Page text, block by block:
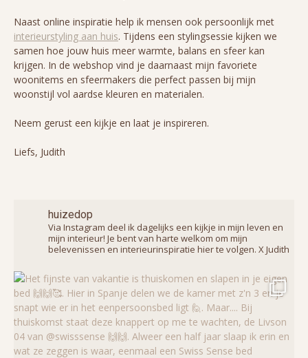
Naast online inspiratie help ik mensen ook persoonlijk met
interieurstyling aan huis. Tijdens een stylingsessie kijken we
samen hoe jouw huis meer warmte, balans en sfeer kan
krijgen. In de webshop vind je daarnaast mijn favoriete
woonitems en sfeermakers die perfect passen bij mijn
woonstijl vol aardse kleuren en materialen.
Neem gerust een kijkje en laat je inspireren.
Liefs, Judith
huizedop
Via Instagram deel ik dagelijks een kijkje in mijn leven en
mijn interieur! Je bent van harte welkom om mijn
belevenissen en interieurinspiratie hier te volgen. X Judith